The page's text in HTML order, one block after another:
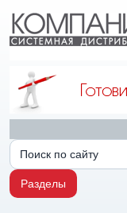
Разделы